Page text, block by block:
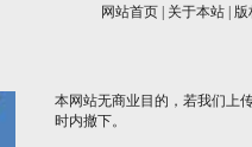
网站首页 关于本站 版
本网站无商业目的，若我们上
时内撤下。